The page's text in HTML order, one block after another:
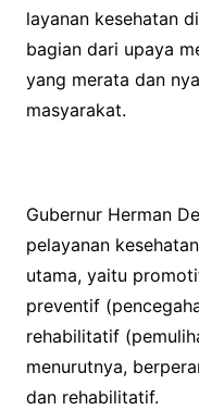
layanan kesehatan
bagian dari upaya
yang merata dan
masyarakat.
Gubernur Herman
pelayanan
utama, yaitu
preventif
rehabilitatif
menurutnya,
dan rehabilitatif.